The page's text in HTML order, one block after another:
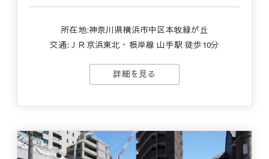
所在地:神奈川県横浜市中区本牧緑が丘
交通:ＪＲ京浜東北・根岸線 山手駅 徒歩10分
詳細を見る